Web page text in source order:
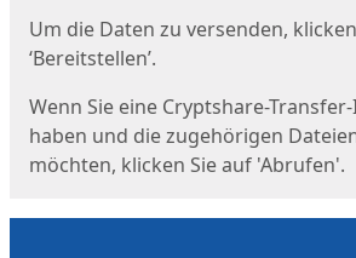
Um die Daten zu versenden,
‘Bereitstellen’.
Wenn Sie eine Cryptshare-
haben und die zugehörigen
möchten, klicken Sie auf 'Abrufen'.